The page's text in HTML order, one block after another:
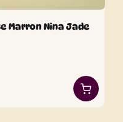
Marron Nina Jade